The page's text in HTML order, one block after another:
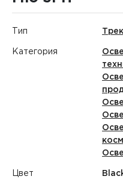
Тип
Категория
Цвет